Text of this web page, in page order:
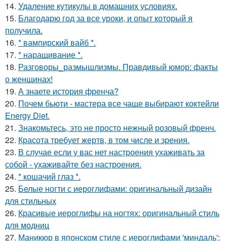
14. Удаление кутикулы в домашних условиях.
15. Благодарю год за все уроки, и опыт который я
получила.
16. * вампирский вайб *.
17. * наращивание *.
18. Разговоры_размышлизмы. Правдивый юмор: факты
о женщинах!
19. А знаете история френча?
20. Почем бьюти - мастера все чаще выбирают коктейли
Energy Diet.
21. Знакомьтесь, это не просто нежный розовый френч.
22. Красота требует жертв, в том числе и зрения.
23. В случае если у вас нет настроения ухаживать за
собой - ухаживайте без настроения.
24. * кошачий глаз *.
25. Белые ногти с иероглифами: оригинальный дизайн
для стильных
26. Красивые иероглифы на ногтях: оригинальный стиль
для модниц
27. Маникюр в японском стиле с иероглифами 'миндаль':